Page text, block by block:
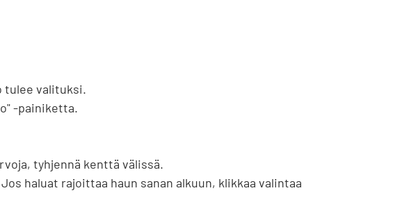
-painiketta.
tyhjennä kenttä välissä.
haluat rajoittaa haun sanan alkuun, klikkaa valintaa